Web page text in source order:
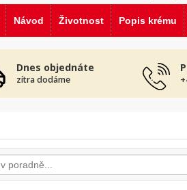
Návod Životnost Popis krému
Dnes objednáte
zítra dodáme